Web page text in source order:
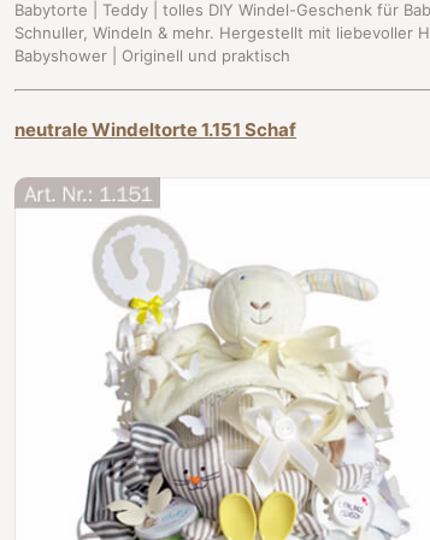
Babytorte | Teddy | tolles DIY Windel-Geschenk für
Schnuller, Windeln & mehr. Hergestellt mit liebevoller
Babyshower | Originell und praktisch
neutrale Windeltorte 1.151 Schaf